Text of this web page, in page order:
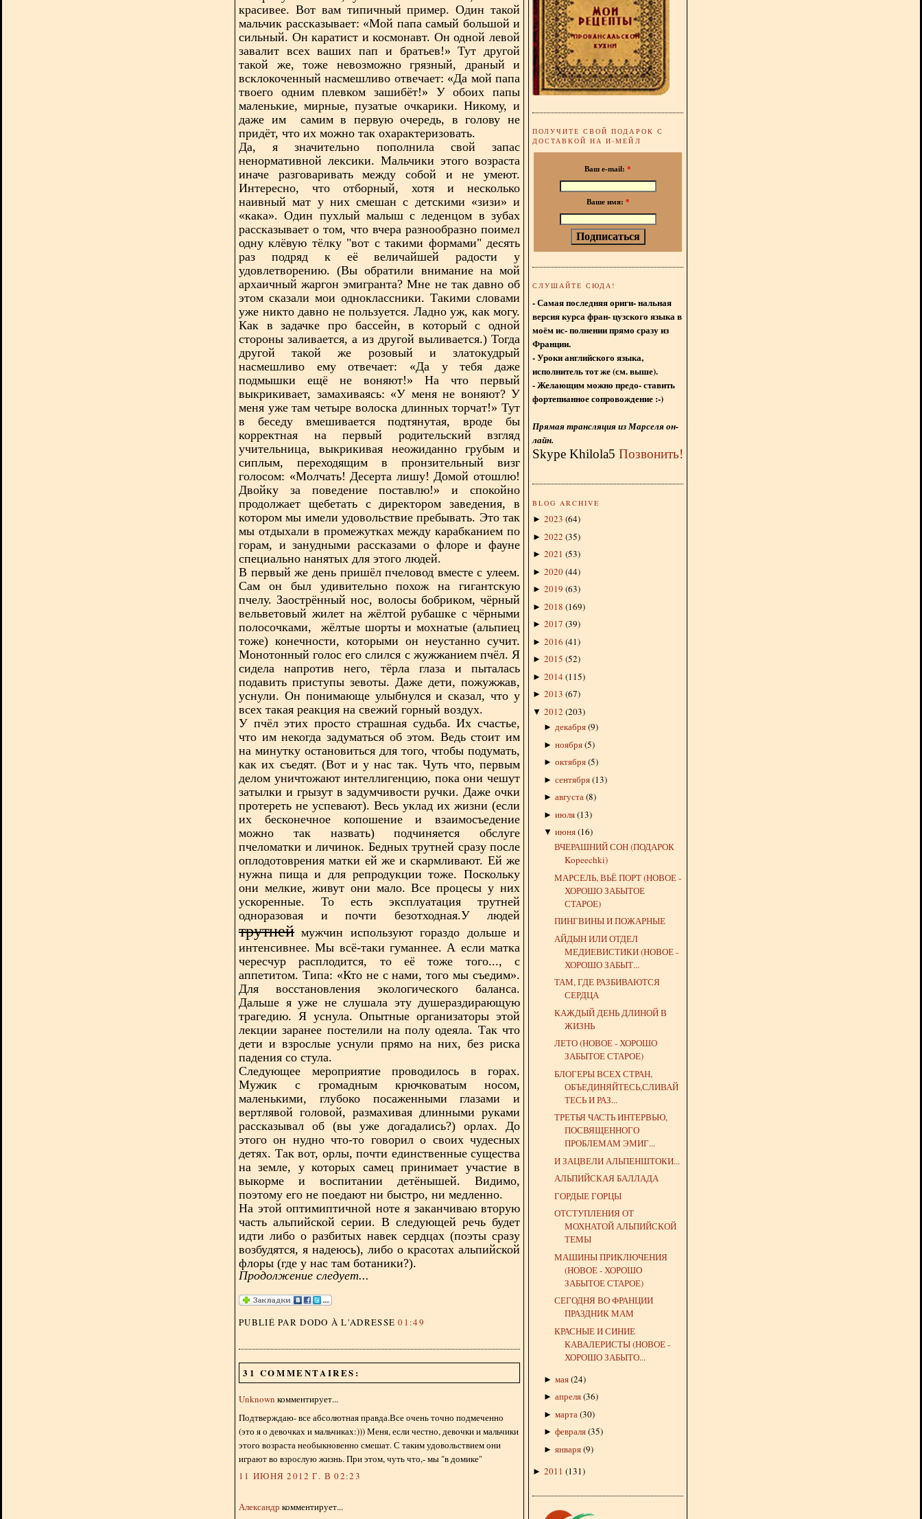
красивее. Вот вам типичный пример. Один такой
мальчик рассказывает: «Мой папа самый большой и
сильный. Он каратист и космонавт. Он одной левой
завалит всех ваших пап и братьев!» Тут другой
такой же, тоже невозможно грязный, драный и
всклокоченный насмешливо отвечает: «Да мой папа
твоего одним плевком зашибёт!» У обоих папы
маленькие, мирные, пузатые очкарики. Никому, и
даже им
самим в первую очередь, в голову не
придёт, что их можно так охарактеризовать.
Да, я значительно пополнила свой запас
ненормативной лексики. Мальчики этого возраста
иначе разговаривать между собой и не умеют.
Интересно, что отборный, хотя и несколько
наивный мат у них смешан с детскими «зизи» и
«кака». Один пухлый малыш с леденцом в зубах
рассказывает о том, что вчера разнообразно поимел
одну клёвую тёлку "вот с такими формами" десять
раз подряд к её величайшей радости у
удовлетворению. (Вы обратили внимание на мой
архаичный жаргон эмигранта? Мне не так давно об
этом сказали мои одноклассники. Такими словами
уже никто давно не пользуется. Ладно уж, как могу.
Как в задачке про бассейн, в который с одной
стороны заливается, а из другой выливается.) Тогда
другой такой же розовый и златокудрый
насмешливо ему отвечает: «Да у тебя даже
подмышки ещё не воняют!» На что первый
выкрикивает, замахиваясь: «У меня не воняют? У
меня уже там четыре волоска длинных торчат!» Тут
в беседу вмешивается подтянутая, вроде бы
корректная на первый родительский взгляд
учительница, выкрикивая неожиданно грубым и
сиплым, переходящим в пронзительный визг
голосом: «Молчать! Десерта лишу! Домой отошлю!
Двойку за поведение поставлю!» и спокойно
продолжает щебетать с директором заведения, в
котором мы имели удовольствие пребывать. Это так
мы отдыхали в промежутках между карабканием по
горам, и занудными рассказами о флоре и фауне
специально нанятых для этого людей.
В первый же день пришёл пчеловод вместе с улеем.
Сам он был удивительно похож на гигантскую
пчелу. Заострённый нос, волосы бобриком, чёрный
вельветовый жилет на жёлтой рубашке с чёрными
полосочками,
жёлтые шорты и мохнатые (альпиец
тоже) конечности, которыми он неустанно сучит.
Монотонный голос его слился с жужжанием пчёл. Я
сидела напротив него, тёрла глаза и пыталась
подавить приступы зевоты. Даже дети, пожужжав,
уснули. Он понимающе улыбнулся и сказал, что у
всех такая реакция на свежий горный воздух.
У пчёл этих просто страшная судьба. Их счастье,
что им некогда задуматься об этом. Ведь стоит им
на минутку остановиться для того, чтобы подумать,
как их съедят. (Вот и у нас так. Чуть что, первым
делом уничтожают интеллигенцию, пока они чешут
затылки и грызут в задумчивости ручки. Даже очки
протереть не успевают). Весь уклад их жизни (если
их бесконечное копошение и взаимосъедение
можно так назвать) подчиняется обслуге
пчеломатки и личинок. Бедных трутней сразу после
оплодотоврения матки ей же и скармливают. Ей же
нужна пища и для репродукции тоже. Поскольку
они мелкие, живут они мало. Все процесы у них
ускоренные. То есть эксплуатация трутней
одноразовая и почти безотходная.У людей
трутней мужчин используют гораздо дольше и
интенсивнее. Мы всё-таки гуманнее. А если матка
чересчур расплодится, то её тоже того..., с
аппетитом. Типа: «Кто не с нами, того мы съедим».
Для восстановления экологического баланса.
Дальше я уже не слушала эту душераздирающую
трагедию. Я уснула. Опытные организаторы этой
лекции заранее постелили на полу одеяла. Так что
дети и взрослые уснули прямо на них, без риска
падения со стула.
Следующее мероприятие проводилось в горах.
Мужик с громадным крючковатым носом,
маленькими, глубоко посаженными глазами и
вертлявой головой, размахивая длинными руками
рассказывал об (вы уже догадались?) орлах. До
этого он нудно что-то говорил о своих чудесных
детях. Так вот, орлы, почти единственные существа
на земле, у которых самец принимает участие в
выкорме и воспитании детёнышей. Видимо,
поэтому его не поедают ни быстро, ни медленно.
На этой оптимиптичной ноте я заканчиваю вторую
часть альпийской серии. В следующей речь будет
идти либо о разбитых навек сердцах (поэты сразу
возбудятся, я надеюсь), либо о красотах альпийской
флоры (где у нас там ботаники?).
Продолжение следует...
PUBLIÉ PAR DODO À L'ADRESSE01:49
31 COMMENTAIRES:
Unknown комментирует...
Подтверждаю- все абсолютная правда.Все очень точно подмеченно
(это я о девочках и мальчиках:))) Меня, если честно, девочки и мальчики
этого возраста необыкновенно смешат. С таким удовольствием они
играют во взрослую жизнь. При этом, чуть что,- мы "в домике"
11 ИЮНЯ 2012 Г. В 02:23
Александр комментирует...
ПОЛУЧИТЕ СВОЙ ПОДАРОК С
ДОСТАВКОЙ НА И-МЕЙЛ
Ваш e-mail: *
Ваше имя: *
СЛУШАЙТЕ СЮДА!
- Самая последняя ориги- нальная
версия курса фран- цузского языка в
моём ис- полнении прямо сразу из
Франции.
- Уроки английского языка,
исполнитель тот же (см. выше).
- Желающим можно предо- ставить
фортепианное сопровождение :-)
Прямая трансляция из Марселя он-
лайн.
Skype Khilola5 Позвонить!
BLOG ARCHIVE
► 2023 (64)
► 2022 (35)
► 2021 (53)
► 2020(44)
► 2019 (63)
► 2018 (169)
► 2017 (39)
► 2016 (41)
► 2015 (52)
► 2014 (115)
► 2013 (67)
▼ 2012 (203)
► декабря(9)
► ноября(5)
► октября(5)
► сентября(13)
► августа(8)
► июля(13)
▼ июня(16)
ВЧЕРАШНИЙ СОН (ПОДАРОК
Kopeechki)
МАРСЕЛЬ, ВЬЁ ПОРТ (НОВОЕ -
ХОРОШО ЗАБЫТОЕ
СТАРОЕ)
ПИНГВИНЫ И ПОЖАРНЫЕ
АЙДЫН ИЛИ ОТДЕЛ
МЕДИЕВИСТИКИ (НОВОЕ -
ХОРОШО ЗАБЫТ...
ТАМ, ГДЕ РАЗБИВАЮТСЯ
СЕРДЦА
КАЖДЫЙ ДЕНЬ ДЛИНОЙ В
ЖИЗНЬ
ЛЕТО (НОВОЕ - ХОРОШО
ЗАБЫТОЕ СТАРОЕ)
БЛОГЕРЫ ВСЕХ СТРАН,
ОБЪЕДИНЯЙТЕСЬ,СЛИВАЙ
ТЕСЬ И РАЗ...
ТРЕТЬЯ ЧАСТЬ ИНТЕРВЬЮ,
ПОСВЯЩЕННОГО
ПРОБЛЕМАМ ЭМИГ...
И ЗАЦВЕЛИ АЛЬПЕНШТОКИ...
АЛЬПИЙСКАЯ БАЛЛАДА
ГОРДЫЕ ГОРЦЫ
ОТСТУПЛЕНИЯ ОТ
МОХНАТОЙ АЛЬПИЙСКОЙ
ТЕМЫ
МАШИНЫ ПРИКЛЮЧЕНИЯ
(НОВОЕ - ХОРОШО
ЗАБЫТОЕ СТАРОЕ)
СЕГОДНЯ ВО ФРАНЦИИ
ПРАЗДНИК МАМ
КРАСНЫЕ И СИНИЕ
КАВАЛЕРИСТЫ (НОВОЕ -
ХОРОШО ЗАБЫТО...
► мая(24)
► апреля(36)
► марта(30)
► февраля(35)
► января(9)
► 2011 (131)